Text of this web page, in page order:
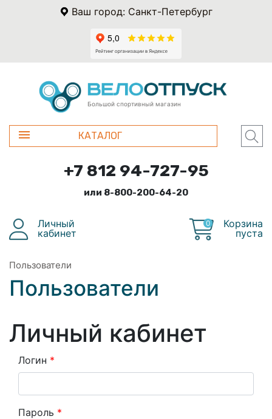
Ваш город: Санкт-Петербург
Большой спортивный магазин
КАТАЛОГ
+7 812 94-727-95
или 8-800-200-64-20
Личный
кабинет
0
Корзина
пуста
Пользователи
Пользователи
Личный кабинет
Логин *
Пароль *